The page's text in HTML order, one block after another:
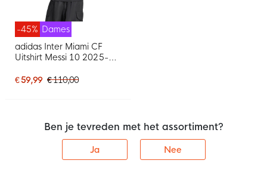
-45% Dames
adidas Inter Miami CF
Uitshirt Messi 10 2025-
€ 59,99 € 110,00
Ben je tevreden met het assortiment?
Ja Nee